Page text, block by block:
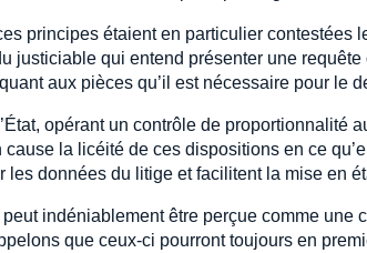
principes étaient en particulier contestées
justiciable qui entend présenter une
aux pièces qu’il est nécessaire pour le
opérant un contrôle de proportionnalité
cause la licéité de ces dispositions en ce
les données du litige et facilitent la mise en
indéniablement être perçue comme
que ceux-ci pourront toujours en